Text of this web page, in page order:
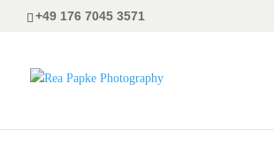
+49 176 7045 3571